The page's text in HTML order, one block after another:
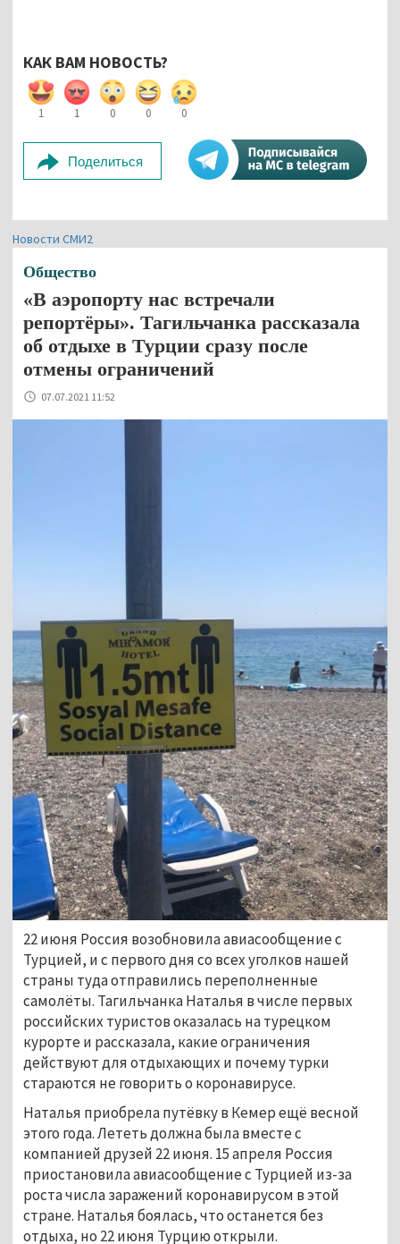
КАК ВАМ НОВОСТЬ?
1 1 0 0 0
Поделиться
Новости СМИ2
Общество
«В аэропорту нас встречали
репортёры». Тагильчанка рассказала
об отдыхе в Турции сразу после
отмены ограничений
07.07.2021 11:52
22 июня Россия возобновила авиасообщение с
Турцией, и с первого дня со всех уголков нашей
страны туда отправились переполненные
самолёты. Тагильчанка Наталья в числе первых
российских туристов оказалась на турецком
курорте и рассказала, какие ограничения
действуют для отдыхающих и почему турки
стараются не говорить о коронавирусе.
Наталья приобрела путёвку в Кемер ещё весной
этого года. Лететь должна была вместе с
компанией друзей 22 июня. 15 апреля Россия
приостановила авиасообщение с Турцией из-за
роста числа заражений коронавирусом в этой
стране. Наталья боялась, что останется без
отдыха, но 22 июня Турцию открыли.